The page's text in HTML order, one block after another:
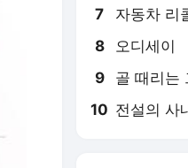
7 자동차 리
8 오디세이
9 골 때리는
10 전설의 사